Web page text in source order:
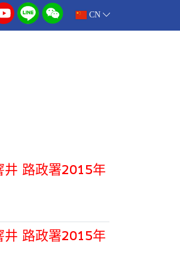
CN
井 路政署2015年
井 路政署2015年